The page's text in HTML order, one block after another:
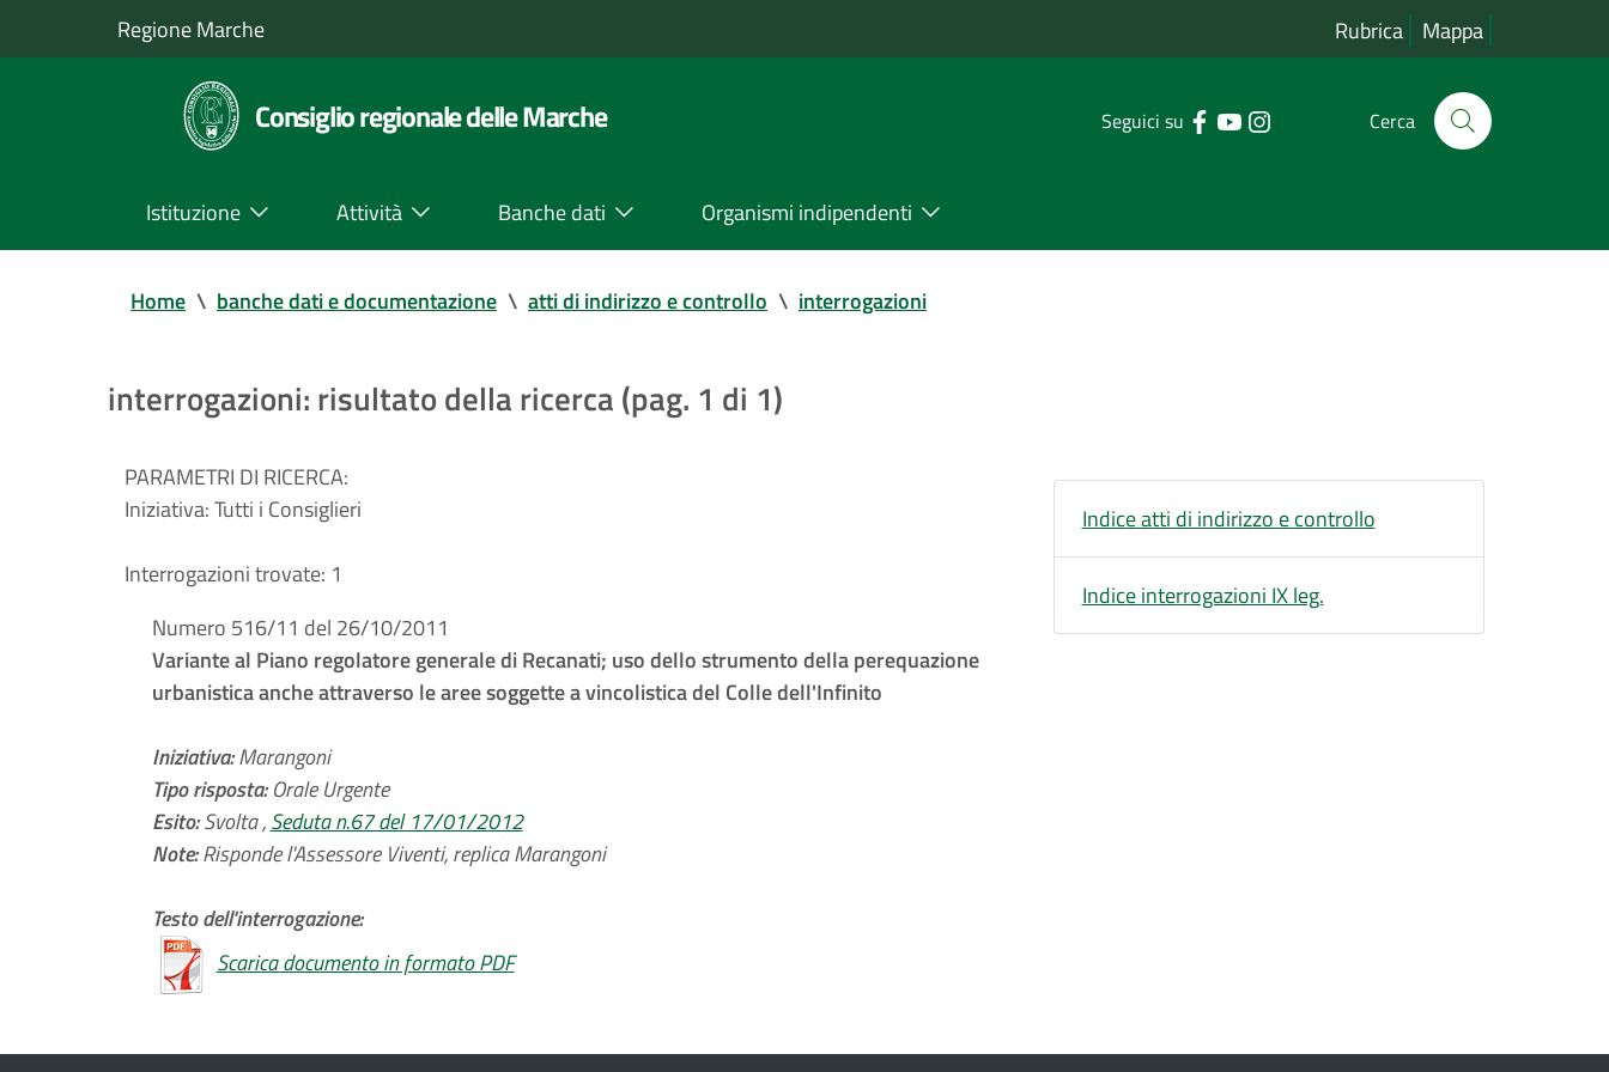
Regione Marche Rubrica Mappa
Consiglio regionale delle Marche Seguici su Cerca
Istituzione Attività Banche dati Organismi indipendenti
Home \ banche dati e documentazione \ atti di indirizzo e controllo \ interrogazioni
interrogazioni: risultato della ricerca (pag. 1 di 1)
PARAMETRI DI RICERCA:
Iniziativa:Tutti i Consiglieri
Interrogazioni trovate: 1
Numero 516/11 del 26/10/2011
Variante al Piano regolatore generale di Recanati; uso dello strumento della perequazione
urbanistica anche attraverso le aree soggette a vincolistica del Colle dell'Infinito
Iniziativa:Marangoni
Tipo risposta:Orale Urgente
Esito:Svolta ,Seduta n.67 del 17/01/2012
Note:Risponde l'Assessore Viventi, replica Marangoni
Testo dell'interrogazione:
Scarica documento in formato PDF
Indice atti di indirizzo e controllo
Indice interrogazioni IX leg.